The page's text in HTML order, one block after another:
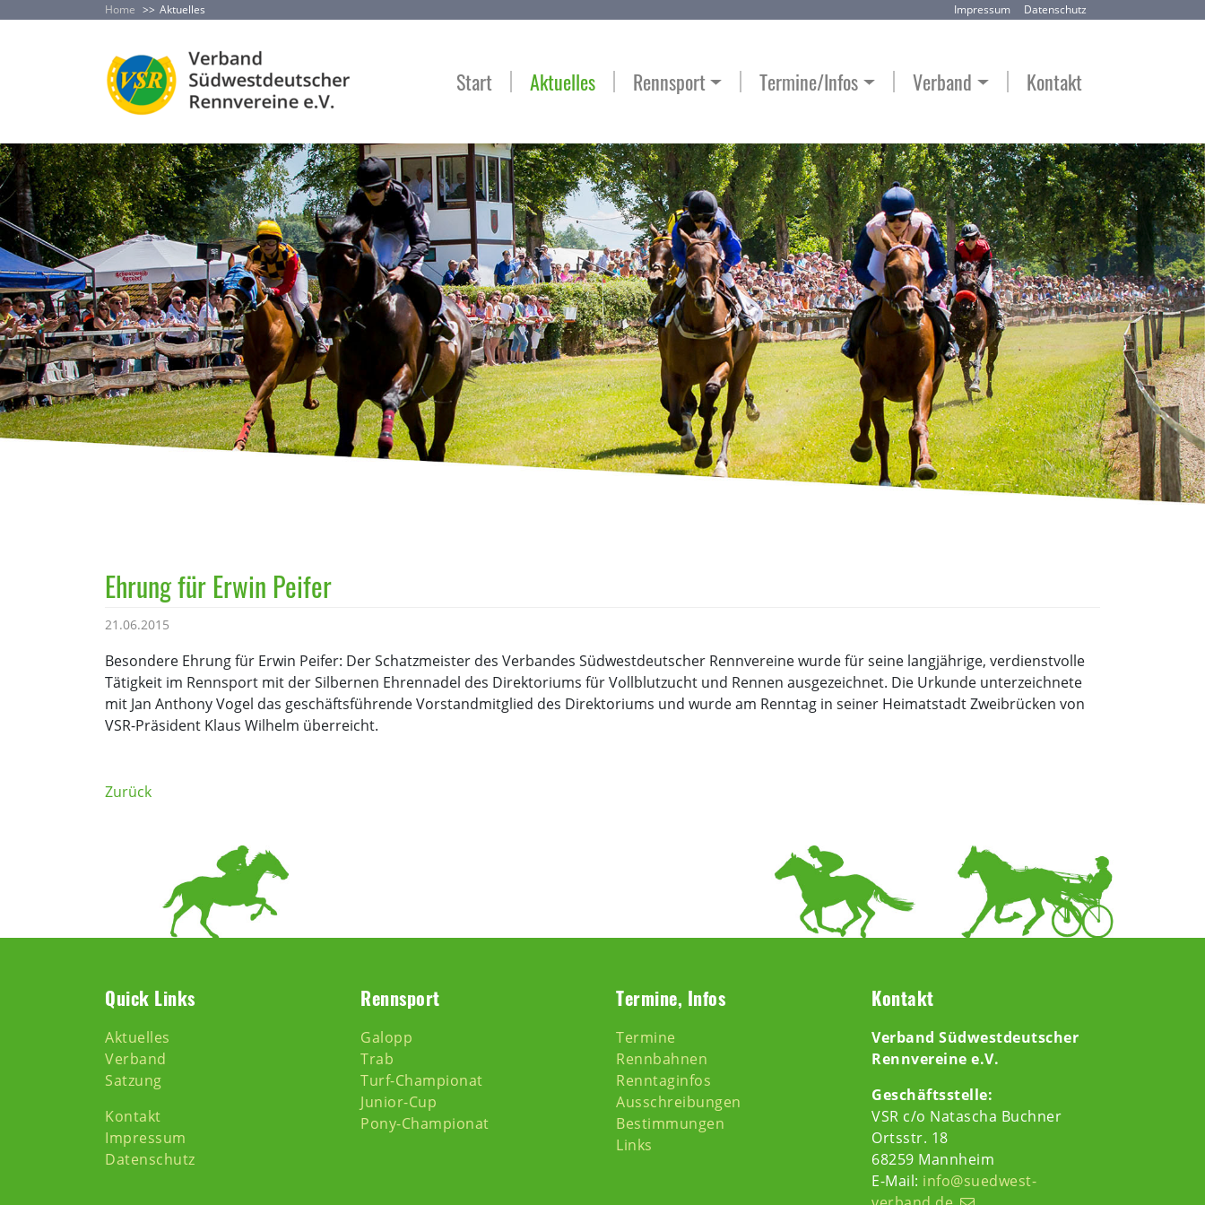
Home Aktuelles Impressum Datenschutz
Start Aktuelles Rennsport Termine/Infos Verband Kontakt
Ehrung für Erwin Peifer
21.06.2015
Besondere Ehrung für Erwin Peifer: Der Schatzmeister des Verbandes Südwestdeutscher Rennvereine wurde für seine langjährige, verdienstvolle
Tätigkeit im Rennsport mit der Silbernen Ehrennadel des Direktoriums für Vollblutzucht und Rennen ausgezeichnet. Die Urkunde unterzeichnete
mit Jan Anthony Vogel das geschäftsführende Vorstandmitglied des Direktoriums und wurde am Renntag in seiner Heimatstadt Zweibrücken von
VSR-Präsident Klaus Wilhelm überreicht.
Zurück
Quick Links
Aktuelles
Verband
Satzung
Kontakt
Impressum
Datenschutz
Rennsport
Galopp
Trab
Turf-Championat
Junior-Cup
Pony-Championat
Termine, Infos
Termine
Rennbahnen
Renntaginfos
Ausschreibungen
Bestimmungen
Links
Kontakt
Verband Südwestdeutscher
Rennvereine e.V.
Geschäftsstelle:
VSR c/o Natascha Buchner
Ortsstr. 18
68259 Mannheim
E-Mail: info@suedwest-